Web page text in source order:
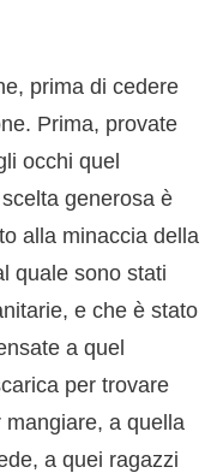
prima di cedere
Prima, provate
occhi quel
generosa è
alla minaccia della
quale sono stati
e che è stato
a quel
per trovare
a quella
a quei ragazzi